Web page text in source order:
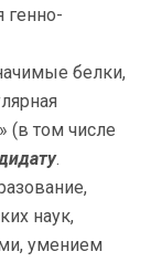
генно-
белки,
(в том числе
.
наук,
умением